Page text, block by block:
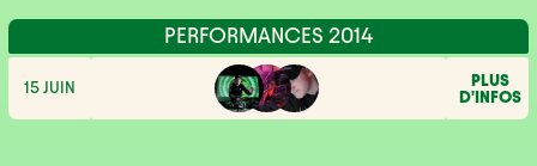
PERFORMANCES 2014
15 JUIN
PLUS
D'INFOS